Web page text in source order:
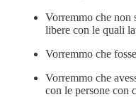
Vorremmo che non
libere con le quali
Vorremmo che
Vorremmo che
con le persone con